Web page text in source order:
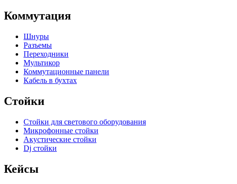
Коммутация
Шнуры
Разъемы
Переходники
Мультикор
Коммутационные панели
Кабель в бухтах
Стойки
Стойки для светового оборудования
Микрофонные стойки
Акустические стойки
Dj стойки
Кейсы